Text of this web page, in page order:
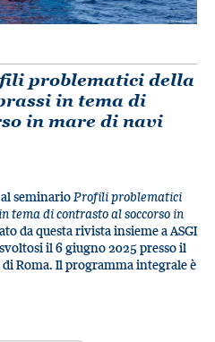
problematici della
in tema di
in mare di navi
seminarioProfili problematici
tema di contrasto al soccorso in
da questa rivista insieme a ASGI
il 6 giugno 2025 presso il
di Roma. Il programma integrale è